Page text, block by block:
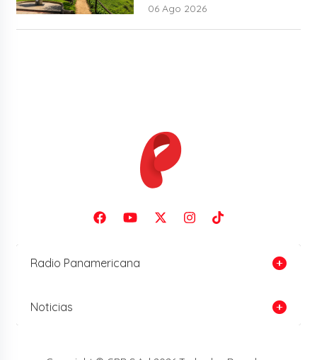
06 Ago 2026
Radio Panamericana
Noticias